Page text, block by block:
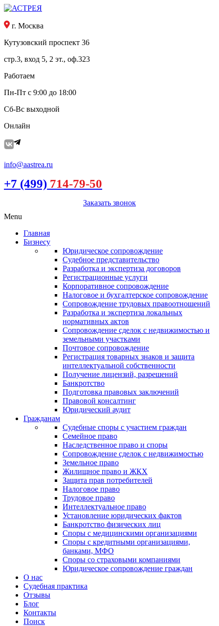
г. Москва
Кутузовский проспект 36
стр.3, вход 5, 2 эт., оф.323
Работаем
Пн-Пт с 9:00 до 18:00
Сб-Вс выходной
Онлайн
info@aastrea.ru
+7 (499) 714-79-50
Заказать звонок
Menu
Главная
Бизнесу
Юридическое сопровождение
Судебное представительство
Разработка и экспертиза договоров
Регистрационные услуги
Корпоративное сопровождение
Налоговое и бухгалтерское сопровождение
Сопровождение трудовых правоотношений
Разработка и экспертиза локальных
нормативных актов
Сопровождение сделок с недвижимостью и
земельными участками
Почтовое сопровождение
Регистрация товарных знаков и защита
интеллектуальной собственности
Получение лицензий, разрешений
Банкротство
Подготовка правовых заключений
Правовой консалтинг
Юридический аудит
Гражданам
Судебные споры с участием граждан
Семейное право
Наследственное право и споры
Сопровождение сделок с недвижимостью
Земельное право
Жилищное право и ЖКХ
Защита прав потребителей
Налоговое право
Трудовое право
Интеллектуальное право
Установление юридических фактов
Банкротство физических лиц
Споры с медицинскими организациями
Споры с кредитными организациями,
банками, МФО
Споры со страховыми компаниями
Юридическое сопровождение граждан
О нас
Судебная практика
Отзывы
Блог
Контакты
Поиск